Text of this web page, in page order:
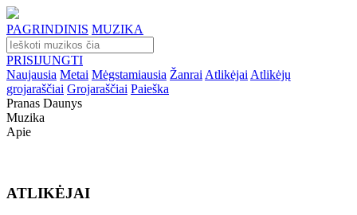
PAGRINDINIS MUZIKA
PRISIJUNGTI
Naujausia Metai Mėgstamiausia Žanrai Atlikėjai Atlikėjų
grojaraščiai Grojaraščiai Paieška
Pranas Daunys
Muzika
Apie
ATLIKĖJAI